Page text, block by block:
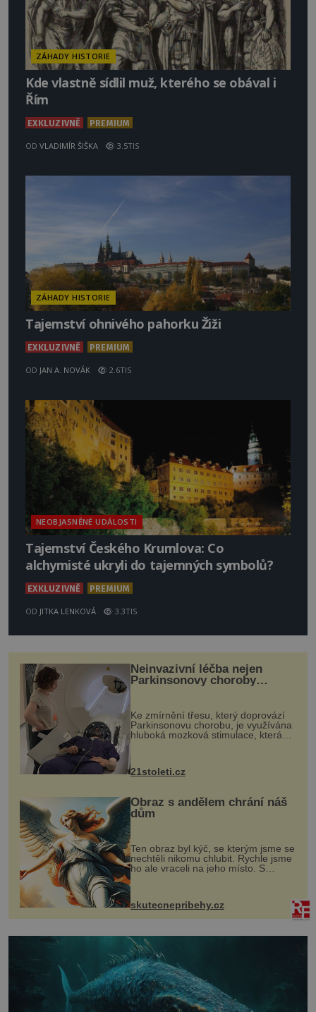
ZÁHADY HISTORIE
Kde vlastně sídlil muž, kterého se obával i
Řím
EXKLUZIVNĚ PREMIUM
OD VLADIMÍR ŠIŠKA 3.5TIS
ZÁHADY HISTORIE
Tajemství ohnivého pahorku Žiži
EXKLUZIVNĚ PREMIUM
OD JAN A. NOVÁK 2.6TIS
NEOBJASNĚNÉ UDÁLOSTI
Tajemství Českého Krumlova: Co
alchymisté ukryli do tajemných symbolů?
EXKLUZIVNĚ PREMIUM
OD JITKA LENKOVÁ 3.3TIS
Neinvazivní léčba nejen
Parkinsonovy choroby
Ke zmírnění třesu, který doprovází
Parkinsonovu chorobu, je využívána
hluboká mozková stimulace, která
však vyžaduje vysoce invazivní
k dostatečně přesnému zacílení ...
21stoleti.cz
Obraz s andělem chrání náš
dům
Ten obraz byl kýč, se kterým jsme se
nechtěli nikomu chlubit. Rychle jsme
ho ale vraceli na jeho místo. S
manželem Vaškem jsme si pořídili
chaloupku, takový domek na severu
Čech, kde jsme si naplánova...
skutecnepribehy.cz